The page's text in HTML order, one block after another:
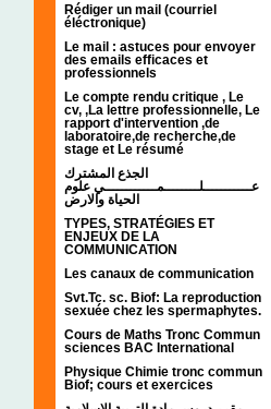
Rédiger un mail (courriel
éléctronique)
Le mail : astuces pour envoyer
des emails efficaces et
professionnels
Le compte rendu critique , Le
cv, ,La lettre professionnelle, Le
rapport d'intervention ,de
laboratoire,de recherche,de
stage et Le résumé
الجذع المشترك
عـــــــــــلــــــــمــــــــــــي علوم
الحياة والارض
TYPES, STRATÉGIES ET
ENJEUX DE LA
COMMUNICATION
Les canaux de communication
Svt.Tc. sc. Biof: La reproduction
sexuée chez les spermaphytes.
Cours de Maths Tronc Commun
sciences BAC International
Physique Chimie tronc commun
Biof; cours et exercices